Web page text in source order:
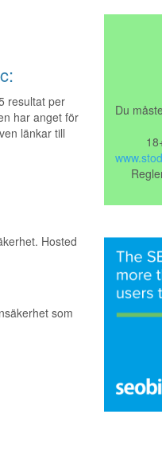
resultat per
har anget för
länkar till
Hosted
som
Du